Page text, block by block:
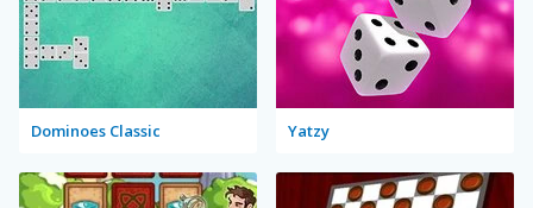
Dominoes Classic Yatzy